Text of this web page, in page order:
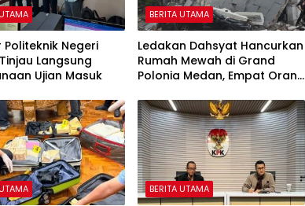
Politeknik Negeri
Langsung
Ujian Masuk
BERITA UTAMA
Ledakan Dahsyat Hancurkan
Rumah Mewah di Grand
Polonia Medan, Empat Orang
BERITA UTAMA